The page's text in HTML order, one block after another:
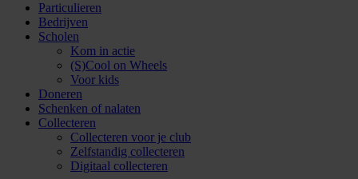
Particulieren
Bedrijven
Scholen
Kom in actie
(S)Cool on Wheels
Voor kids
Doneren
Schenken of nalaten
Collecteren
Collecteren voor je club
Zelfstandig collecteren
Digitaal collecteren